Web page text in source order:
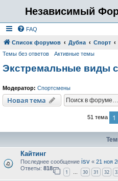
Независимый
FAQ
Список форумов Дубна Спорт
Темы без ответов Активные темы
Экстремальные виды
Модератор: Спортсмены
Новая тема
51 тема 1
Кайтинг
Последнее сообщение isv « 21 ноя
Ответы: 818
1 … 30 31 32